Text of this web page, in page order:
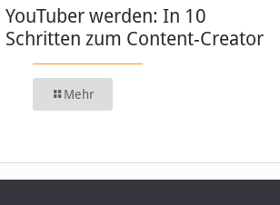
YouTuber werden: In 10
Schritten zum Content-Creator
Mehr